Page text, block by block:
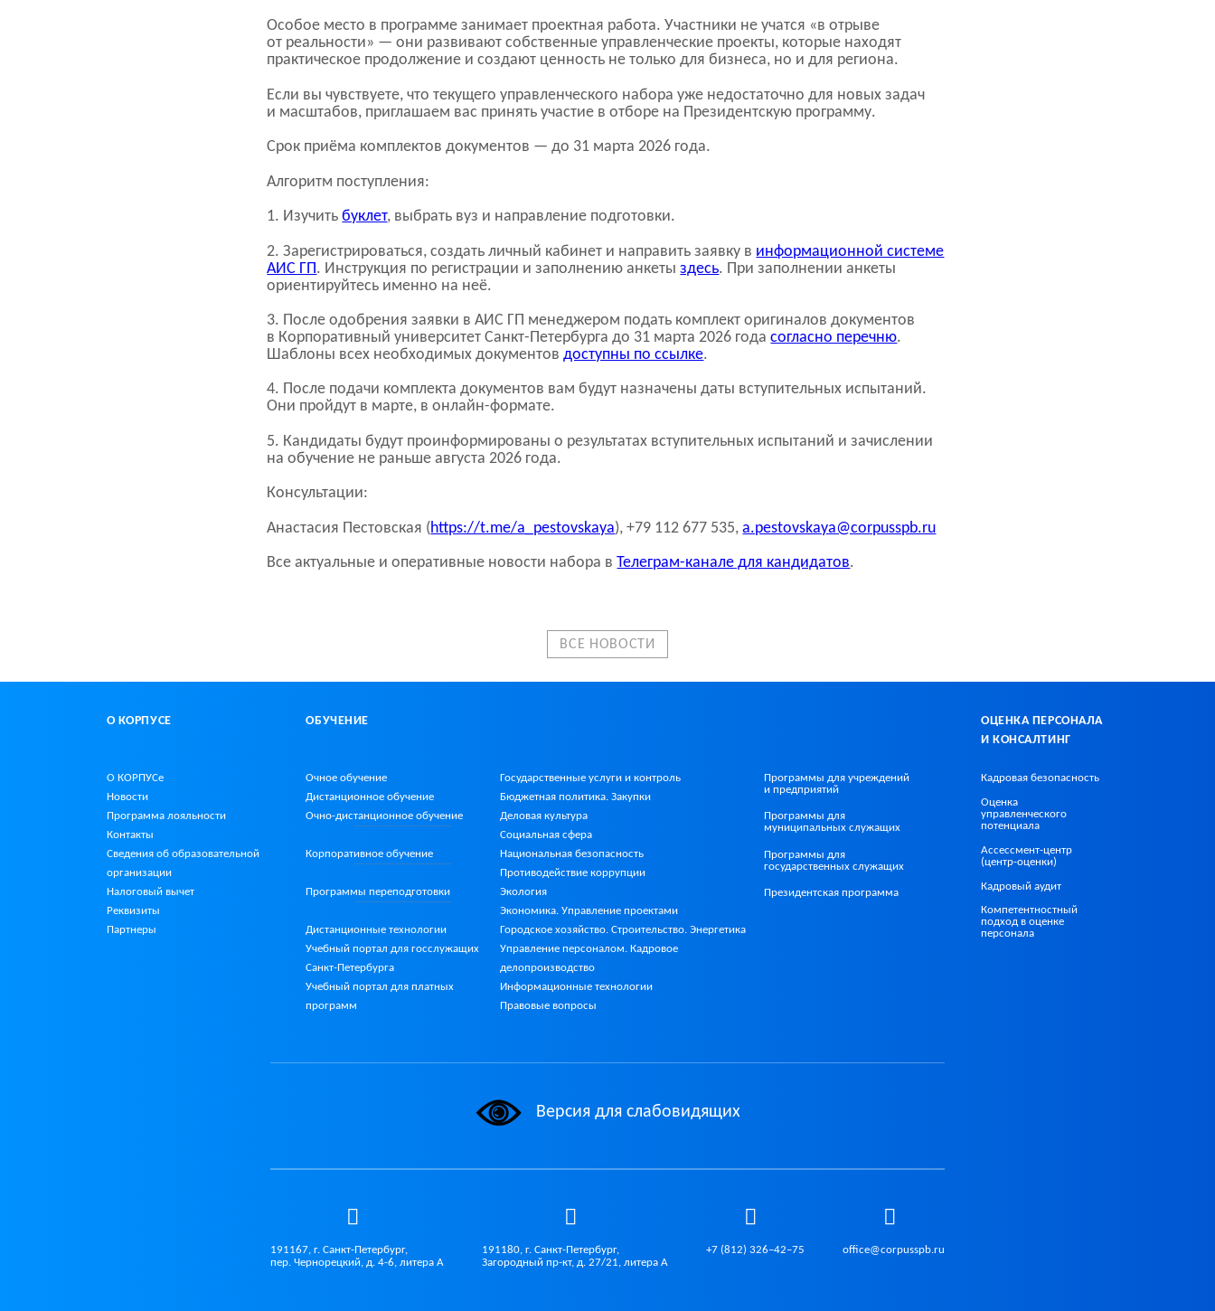
Особое место в программе занимает проектная работа. Участники не учатся «в отрыве
от реальности» — они развивают собственные управленческие проекты, которые находят
практическое продолжение и создают ценность не только для бизнеса, но и для региона.
Если вы чувствуете, что текущего управленческого набора уже недостаточно для новых задач
и масштабов, приглашаем вас принять участие в отборе на Президентскую программу.
Срок приёма комплектов документов — до 31 марта 2026 года.
Алгоритм поступления:
1. Изучитьбуклет, выбрать вуз и направление подготовки.
2. Зарегистрироваться, создать личный кабинет и направить заявку в информационной системе
АИС ГП . Инструкция по регистрации и заполнению анкетыздесь. При заполнении анкеты
ориентируйтесь именно на неё.
3. После одобрения заявки в АИС ГП менеджером подать комплект оригиналов документов
в Корпоративный университетСанкт-Петербурга до 31 марта 2026 года согласно перечню.
Шаблоны всех необходимых документовдоступны по ссылке.
4. После подачи комплекта документов вам будут назначены даты вступительных испытаний.
Они пройдут в марте, в онлайн-формате.
5. Кандидаты будут проинформированы о результатах вступительных испытаний и зачислении
на обучение не раньше августа 2026 года.
Консультации:
Анастасия Пестовская (https://t.me/a_pestovskaya), +79 112 677 535,a.pestovskaya@corpusspb.ru
Все актуальные и оперативные новости набора вТелеграм-канале для кандидатов.
ВСЕ НОВОСТИ
О КОРПУСЕ
О КОРПУСе
Новости
Программа лояльности
Контакты
Сведения об образовательной
организации
Налоговый вычет
Реквизиты
Партнеры
ОБУЧЕНИЕ
Очное обучение
Дистанционное обучение
Очно-дистанционное обучение
Корпоративное обучение
Программы переподготовки
Дистанционные технологии
Учебный портал для госслужащих
Санкт-Петербурга
Учебный портал для платных
программ
Государственные услуги и контроль
Бюджетная политика. Закупки
Деловая культура
Социальная сфера
Национальная безопасность
Противодействие коррупции
Экология
Экономика. Управление проектами
Городское хозяйство. Строительство. Энергетика
Управление персоналом. Кадровое
делопроизводство
Информационные технологии
Правовые вопросы
Программы для учреждений
и предприятий
Программы для
муниципальных служащих
Программы для
государственных служащих
Президентская программа
ОЦЕНКА ПЕРСОНАЛА
И КОНСАЛТИНГ
Кадровая безопасность
Оценка
управленческого
потенциала
Ассессмент-центр
(центр-оценки)
Кадровый аудит
Компетентностный
подход в оценке
персонала
Версия для слабовидящих
191167, г. Санкт-Петербург,
пер. Чернорецкий, д. 4-6, литера А
191180, г. Санкт-Петербург,
Загородный пр-кт, д. 27/21, литера А
+7 (812) 326–42–75 office@corpusspb.ru